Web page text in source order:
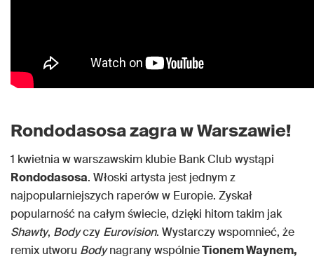
Rondodasosa zagra w Warszawie!
1 kwietnia w warszawskim klubie Bank Club wystąpi
Rondodasosa. Włoski artysta jest jednym z
najpopularniejszych raperów w Europie. Zyskał
popularność na całym świecie, dzięki hitom takim jak
Shawty, Bodyczy Eurovision. Wystarczy wspomnieć, że
remix utworu Bodynagrany wspólnieTionem Waynem,